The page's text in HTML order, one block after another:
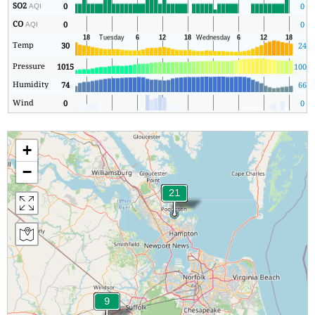
SO2AQI 0
0
COAQI 0
0
Temp
30
24
Pressure
1015 1006
Humidity
74
66
Wind
0 0
+
−